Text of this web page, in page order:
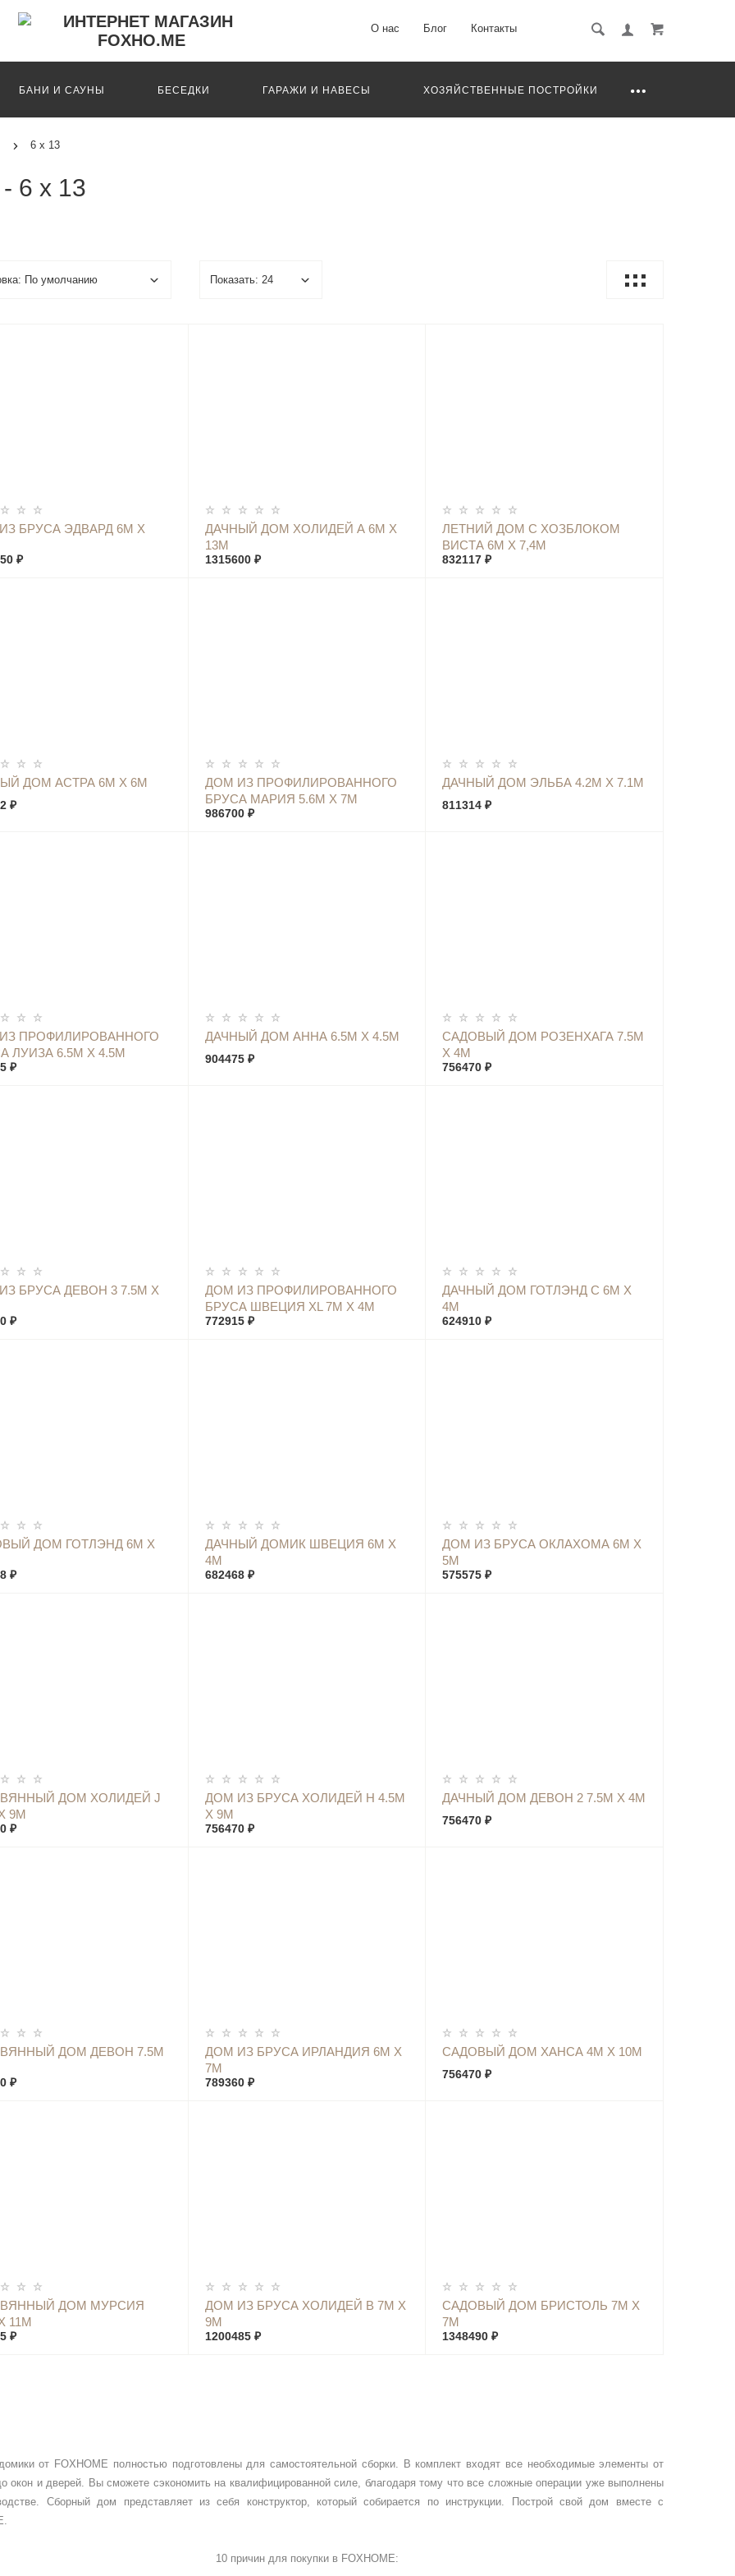
О нас Блог Контакты
БАНИ И САУНЫ БЕСЕДКИ ГАРАЖИ И НАВЕСЫ ХОЗЯЙСТВЕННЫЕ ПОСТРОЙКИ
6 х 13
6 х 13
БРУСА ЭДВАРД 6М Х
₽
КУПИТЬ
ДАЧНЫЙ ДОМ ХОЛИДЕЙ А 6М Х
13М
1315600 ₽
КУПИТЬ
ЛЕТНИЙ ДОМ С ХОЗБЛОКОМ
ВИСТА 6М Х 7,4М
832117 ₽
КУПИТЬ
ДОМ АСТРА 6М Х 6М
₽
КУПИТЬ
ДОМ ИЗ ПРОФИЛИРОВАННОГО
БРУСА МАРИЯ 5.6М Х 7М
986700 ₽
КУПИТЬ ДАЧНЫЙ ДОМ ЭЛЬБА 4.2М Х 7.1М
811314 ₽
КУПИТЬ
ПРОФИЛИРОВАННОГО
ЛУИЗА 6.5М Х 4.5М
₽
КУПИТЬ ДАЧНЫЙ ДОМ АННА 6.5М Х 4.5М
904475 ₽
КУПИТЬ
САДОВЫЙ ДОМ РОЗЕНХАГА 7.5М
Х 4М
756470 ₽
КУПИТЬ
БРУСА ДЕВОН 3 7.5М Х
₽
КУПИТЬ
ДОМ ИЗ ПРОФИЛИРОВАННОГО
БРУСА ШВЕЦИЯ XL 7М Х 4М
772915 ₽
КУПИТЬ
ДАЧНЫЙ ДОМ ГОТЛЭНД С 6М Х
4М
624910 ₽
КУПИТЬ
ДОМ ГОТЛЭНД 6М Х
₽
КУПИТЬ
ДАЧНЫЙ ДОМИК ШВЕЦИЯ 6М Х
4М
682468 ₽
КУПИТЬ
ДОМ ИЗ БРУСА ОКЛАХОМА 6М Х
5М
575575 ₽
КУПИТЬ
ДОМ ХОЛИДЕЙ J
9М
₽
КУПИТЬ
ДОМ ИЗ БРУСА ХОЛИДЕЙ Н 4.5М
Х 9М
756470 ₽
КУПИТЬ ДАЧНЫЙ ДОМ ДЕВОН 2 7.5М Х 4М
756470 ₽
КУПИТЬ
ДОМ ДЕВОН 7.5М
₽
КУПИТЬ
ДОМ ИЗ БРУСА ИРЛАНДИЯ 6М Х
7М
789360 ₽
КУПИТЬ САДОВЫЙ ДОМ ХАНСА 4М Х 10М
756470 ₽
КУПИТЬ
ДОМ МУРСИЯ
11М
₽
КУПИТЬ
ДОМ ИЗ БРУСА ХОЛИДЕЙ В 7М Х
9М
1200485 ₽
КУПИТЬ
САДОВЫЙ ДОМ БРИСТОЛЬ 7М Х
7М
1348490 ₽
КУПИТЬ
от FOXHOME полностью подготовлены для самостоятельной сборки. В комплект входят все необходимые элементы от
окон и дверей. Вы сможете сэкономить на квалифицированной силе, благодаря тому что все сложные операции уже выполнены
Сборный дом представляет из себя конструктор, который собирается по инструкции. Построй свой дом вместе с
10 причин для покупки в FOXHOME: